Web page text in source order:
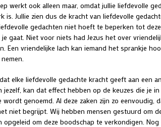
werkt ook alleen maar, omdat jullie liefdevolle
is. Jullie zien dus de kracht van liefdevolle
gedachten niet hoeft te beperken tot
gaat. Niet voor niets had Jezus het over
Een vriendelijke lach kan iemand het sprankje
elke liefdevolle gedachte kracht geeft aan een
kan dat effect hebben op de keuzes die je
genoemd. Al deze zaken zijn zo eenvoudig,
niet begrijpt. Wij hebben mensen gestuurd om
opgeleid om deze boodschap te verkondigen.